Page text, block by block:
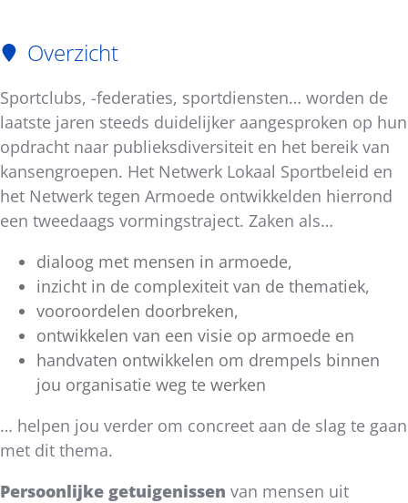
Overzicht
Sportclubs, -federaties, sportdiensten… worden de
laatste jaren steeds duidelijker aangesproken op hun
opdracht naar publieksdiversiteit en het bereik van
kansengroepen. Het Netwerk Lokaal Sportbeleid en
het Netwerk tegen Armoede ontwikkelden hierrond
een tweedaags vormingstraject. Zaken als…
dialoog met mensen in armoede,
inzicht in de complexiteit van de thematiek,
vooroordelen doorbreken,
ontwikkelen van een visie op armoede en
handvaten ontwikkelen om drempels binnen
jou organisatie weg te werken
… helpen jou verder om concreet aan de slag te gaan
met dit thema.
Persoonlijke getuigenissen van mensen uit